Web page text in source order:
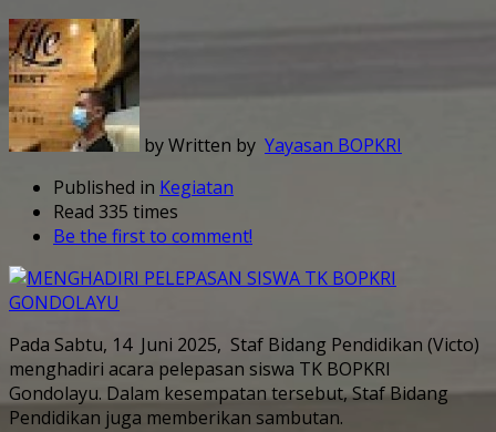
by Written by Yayasan BOPKRI
Published in Kegiatan
Read 335 times
Be the first to comment!
Pada Sabtu, 14 Juni 2025, Staf Bidang Pendidikan (Victo)
menghadiri acara pelepasan siswa TK BOPKRI
Gondolayu. Dalam kesempatan tersebut, Staf Bidang
Pendidikan juga memberikan sambutan.